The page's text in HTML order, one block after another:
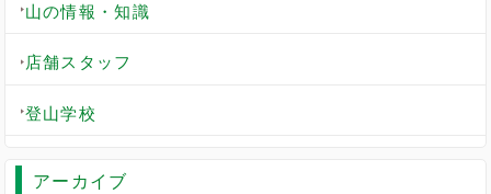
山の情報・知識
店舗スタッフ
登山学校
アーカイブ